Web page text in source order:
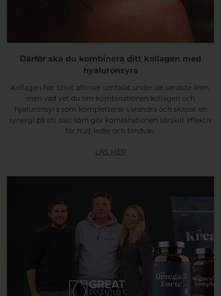
Därför ska du kombinera ditt kollagen med
hyaluronsyra
Kollagen har blivit alltmer omtalat under de senaste åren,
men vad vet du om kombinationen kollagen och
hyaluronsyra som kompletterar varandra och skapar en
synergi på ett sätt som gör kombinationen särskilt effektiv
för hud, leder och bindväv.
LÄS MER